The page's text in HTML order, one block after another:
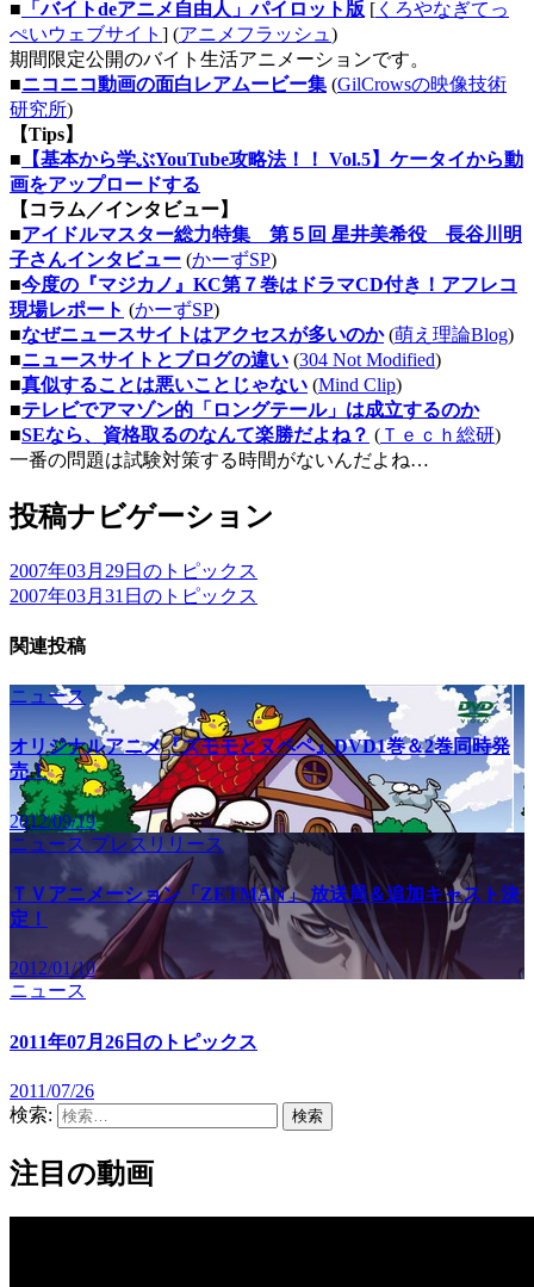
■ 「バイトdeアニメ自由人」パイロット版 [ くろやなぎてっ
ぺいウェブサイト ] (アニメフラッシュ )
期間限定公開のバイト生活アニメーションです。
■ニコニコ動画の面白レアムービー集 (GilCrowsの映像技術
研究所)
【Tips】
■ 【基本から学ぶYouTube攻略法！！ Vol.5】ケータイから動
画をアップロードする
【コラム／インタビュー】
■アイドルマスター総力特集 第５回 星井美希役 長谷川明
子さんインタビュー (かーずSP)
■今度の『マジカノ』KC第７巻はドラマCD付き！アフレコ
現場レポート (かーずSP)
■なぜニュースサイトはアクセスが多いのか(萌え理論Blog)
■ニュースサイトとブログの違い (304 Not Modified)
■真似することは悪いことじゃない (Mind Clip)
■テレビでアマゾン的「ロングテール」は成立するのか
■SEなら、資格取るのなんて楽勝だよね？ ( Ｔｅｃｈ総研)
一番の問題は試験対策する時間がないんだよね…
投稿ナビゲーション
2007年03月29日のトピックス
2007年03月31日のトピックス
関連投稿
ニュース
オリジナルアニメ『ズモモとヌペペ』DVD1巻＆2巻同時発
売！
2012/09/19
ニュース プレスリリース
ＴＶアニメーション「ZETMAN」 放送局＆追加キャスト決
定！
2012/01/10
ニュース
2011年07月26日のトピックス
2011/07/26
検索:
注目の動画